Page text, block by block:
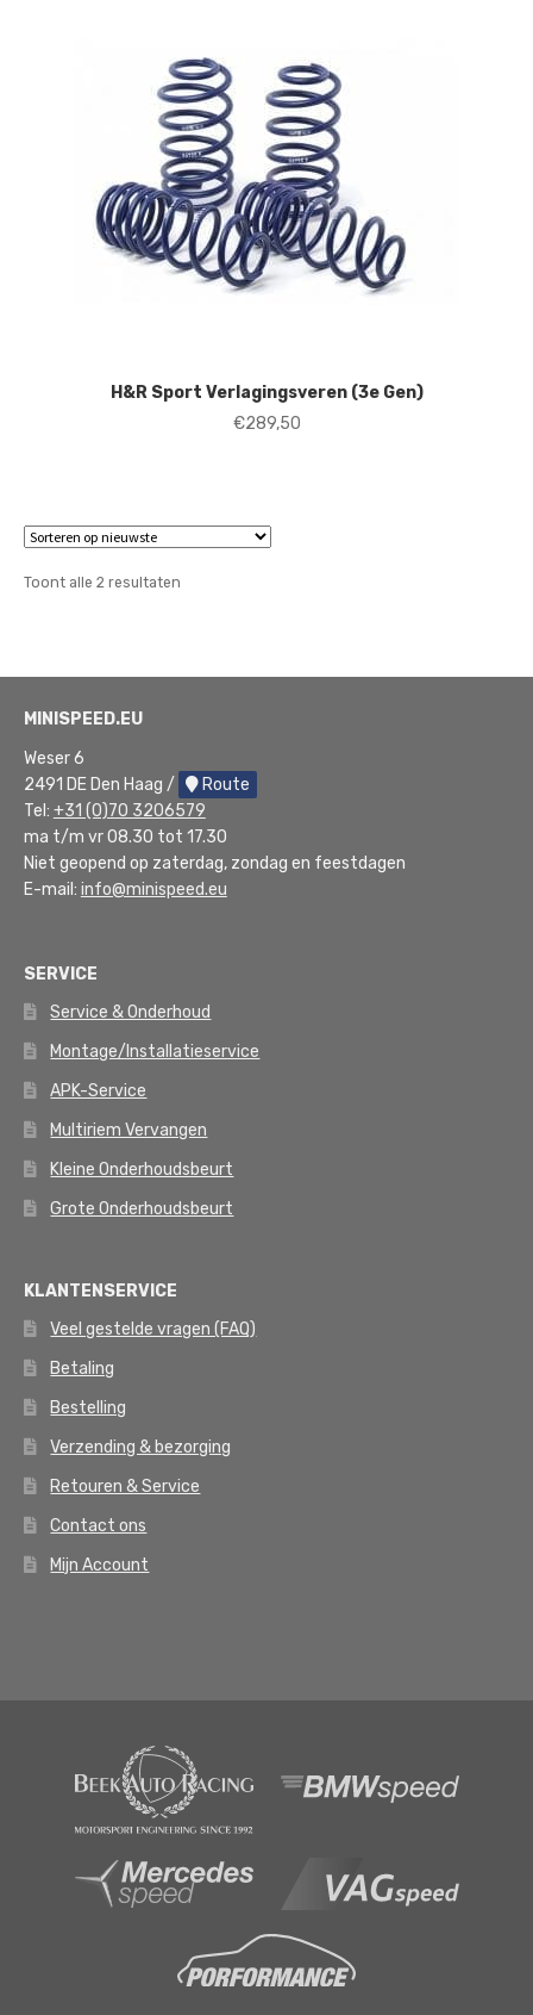
H&R Sport Verlagingsveren (3e Gen)
€289,50
Toont alle 2 resultatenGesorteerd
MINISPEED.EU
Weser 6
2491 DE Den Haag /
Route
Tel: +31 (0)70 3206579
ma t/m vr 08.30 tot 17.30
Niet geopend op zaterdag, zondag en feestdagen
E-mail: info@minispeed.eu
SERVICE
Service & Onderhoud
Montage/Installatieservice
APK-Service
Multiriem Vervangen
Kleine Onderhoudsbeurt
Grote Onderhoudsbeurt
KLANTENSERVICE
Veel gestelde vragen (FAQ)
Betaling
Bestelling
Verzending & bezorging
Retouren & Service
Contact ons
Mijn Account